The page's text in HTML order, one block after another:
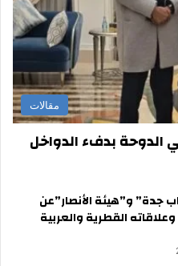
مقالات
الدوحة بدفء الدواخل
جدة” و”هيئة الأنصار”عن
القطرية والعربية